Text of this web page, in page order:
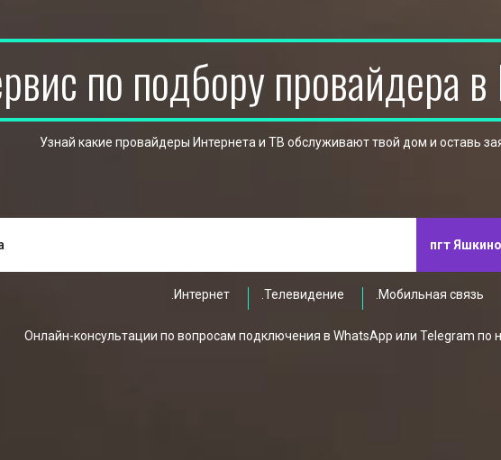
по подбору провайдера
Узнай какие провайдеры Интернета и ТВ обслуживают твой дом и оставь
пгт Яшкино
.Интернет .Телевидение .Мобильная связь
Онлайн-консультации по вопросам подключения в WhatsApp или Telegram по